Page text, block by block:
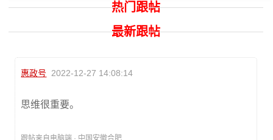
热门跟帖
最新跟帖
惠政号 2022-12-27 14:08:14
思维很重要。
跟帖来自电脑端 · 中国安徽合肥